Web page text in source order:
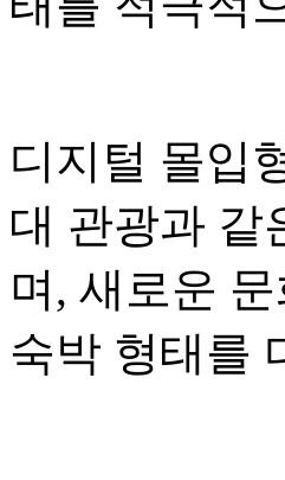
디지털 몰입
대 관광과 같
며, 새로운
숙박 형태를